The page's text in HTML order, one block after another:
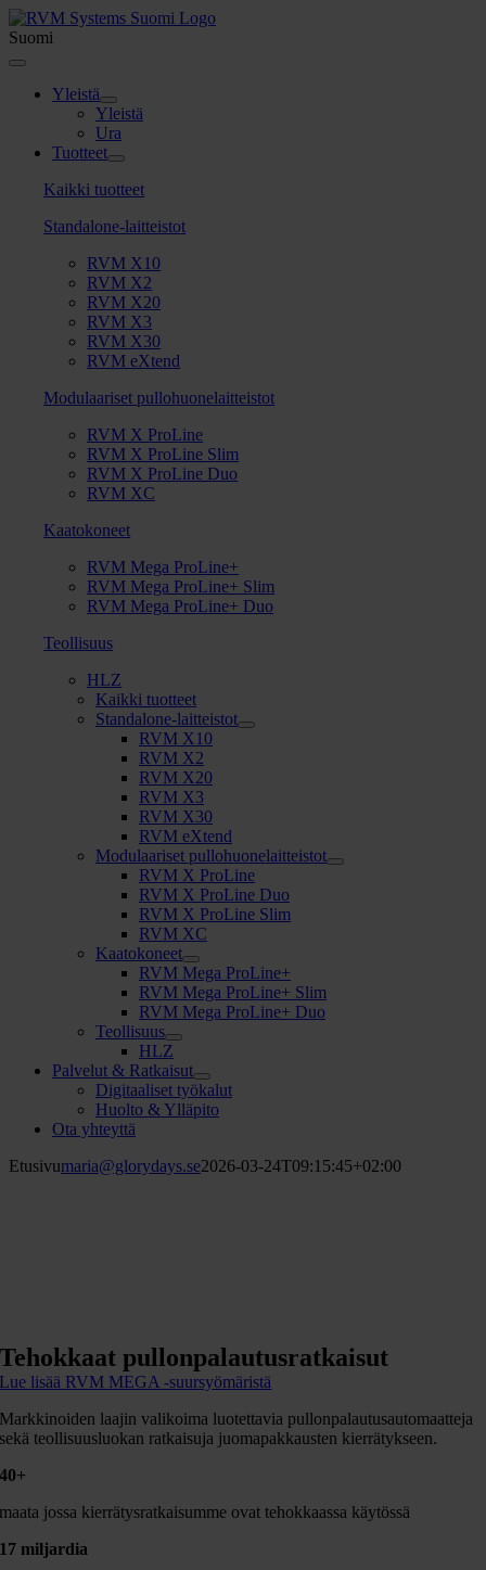
Skip
to
content
Suomi
Toggle
Navigation
Yleistä
Yleistä
Ura
Tuotteet
Kaikki tuotteet
Standalone-laitteistot
RVM X10
RVM X2
RVM X20
RVM X3
RVM X30
RVM eXtend
Modulaariset pullohuonelaitteistot
RVM X ProLine
RVM X ProLine Slim
RVM X ProLine Duo
RVM XC
Kaatokoneet
RVM Mega ProLine+
RVM Mega ProLine+ Slim
RVM Mega ProLine+ Duo
Teollisuus
HLZ
Kaikki tuotteet
Standalone-laitteistot
RVM X10
RVM X2
RVM X20
RVM X3
RVM X30
RVM eXtend
Modulaariset pullohuonelaitteistot
RVM X ProLine
RVM X ProLine Duo
RVM X ProLine Slim
RVM XC
Kaatokoneet
RVM Mega ProLine+
RVM Mega ProLine+ Slim
RVM Mega ProLine+ Duo
Teollisuus
HLZ
Palvelut & Ratkaisut
Digitaaliset työkalut
Huolto & Ylläpito
Ota yhteyttä
Etusivumaria@glorydays.se2026-03-24T09:15:45+02:00
Tehokkaat pullonpalautusratkaisut
Lue lisää RVM MEGA -suursyömäristä
Markkinoiden laajin valikoima luotettavia pullonpalautusautomaatteja
sekä teollisuusluokan ratkaisuja juomapakkausten kierrätykseen.
40+
maata jossa kierrätysratkaisumme ovat tehokkaassa käytössä
17 miljardia